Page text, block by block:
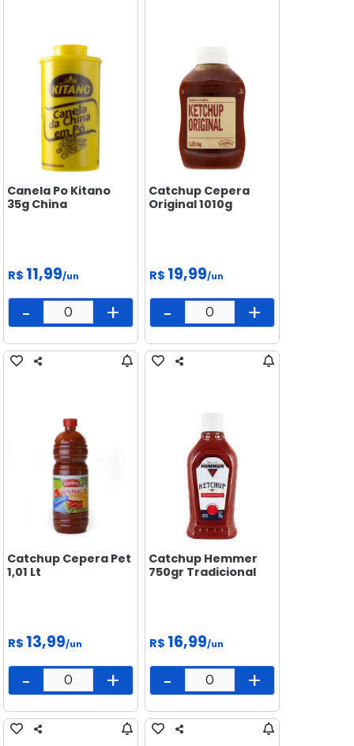
Canela Po Kitano
35g China
R$ 11,99/un
- +
Catchup Cepera
Original 1010g
R$ 19,99/un
- +
Catchup Cepera Pet
1,01 Lt
R$ 13,99/un
- +
Catchup Hemmer
750gr Tradicional
R$ 16,99/un
- +